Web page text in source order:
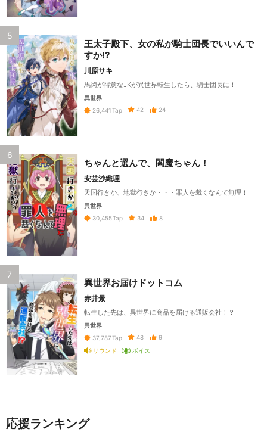
5
王太子殿下、女の私が騎士団長でいいんで
すか!?
川原サキ
馬術が得意なJKが異世界転生したら、騎士団長に！
異世界
26,441 Tap 42 24
6
ちゃんと選んで、閻魔ちゃん！
安芸沙織理
天国行きか、地獄行きか・・・罪人を裁くなんて無理！
異世界
30,455Tap 34 8
7
異世界お届けドットコム
赤井景
転生した先は、異世界に商品を届ける通販会社！？
異世界
37,787 Tap 48
9
サウンド
ボイス
応援ランキング